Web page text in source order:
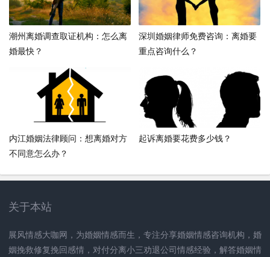
潮州离婚调查取证机构：怎么离
婚最快？
深圳婚姻律师免费咨询：离婚要
重点咨询什么？
内江婚姻法律顾问：想离婚对方
不同意怎么办？
起诉离婚要花费多少钱？
关于本站
展风情感大咖网，为婚姻情感而生，专注分享婚姻情感咨询机构，婚
姻挽救修复挽回感情，对付分离小三劝退公司情感经验，解答婚姻情